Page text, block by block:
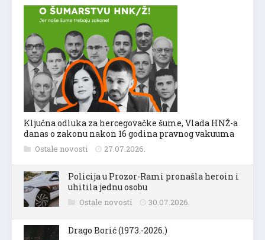
Ključna odluka za hercegovačke šume, Vlada HNŽ-a
danas o zakonu nakon 16 godina pravnog vakuuma
Ostale novosti 27.07.2026.
Policija u Prozor-Rami pronašla heroin i
uhitila jednu osobu
Ostale novosti 30.07.2026.
Drago Borić (1973.-2026.)